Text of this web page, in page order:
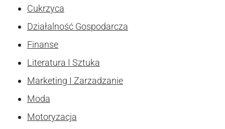
Cukrzyca
Działalność Gospodarcza
Finanse
Literatura I Sztuka
Marketing I Zarzadzanie
Moda
Motoryzacja